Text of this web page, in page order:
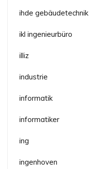
ihde gebäudetechnik
ikl ingenieurbüro
illiz
industrie
informatik
informatiker
ing
ingenhoven